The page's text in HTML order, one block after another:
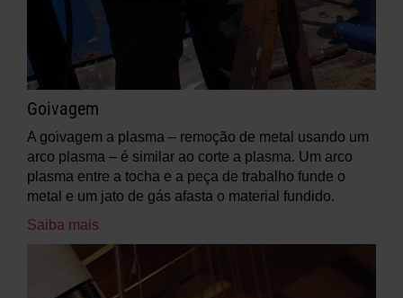
Goivagem
A goivagem a plasma – remoção de metal usando um
arco plasma – é similar ao corte a plasma. Um arco
plasma entre a tocha e a peça de trabalho funde o
metal e um jato de gás afasta o material fundido.
Saiba mais